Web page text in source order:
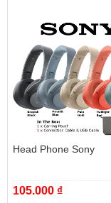
xem những bộ
những giờ học tập,
Công nghệ Wide
máy cung cấp góc
thể tự do quan sát
các chi tiết và
so với góc nhìn
cũng mang lại độ
máy.
Head Phone Sony
105.000 ₫